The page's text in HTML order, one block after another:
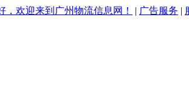
，欢迎来到广州物流信息网！ | 广告服务 |